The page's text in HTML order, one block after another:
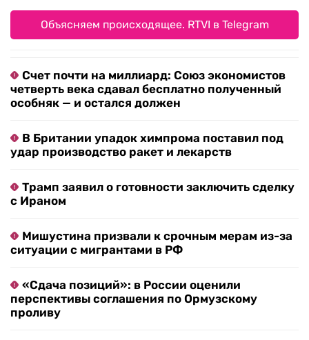
Объясняем происходящее. RTVI в Telegram
Счет почти на миллиард: Союз экономистов
четверть века сдавал бесплатно полученный
особняк — и остался должен
В Британии упадок химпрома поставил под
удар производство ракет и лекарств
Трамп заявил о готовности заключить сделку
с Ираном
Мишустина призвали к срочным мерам из-за
ситуации с мигрантами в РФ
«Сдача позиций»: в России оценили
перспективы соглашения по Ормузскому
проливу